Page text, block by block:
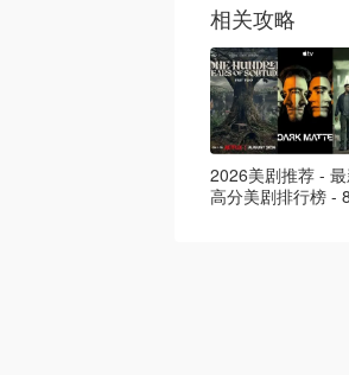
相关攻略
2026美剧推荐 -
高分美剧排行榜 -